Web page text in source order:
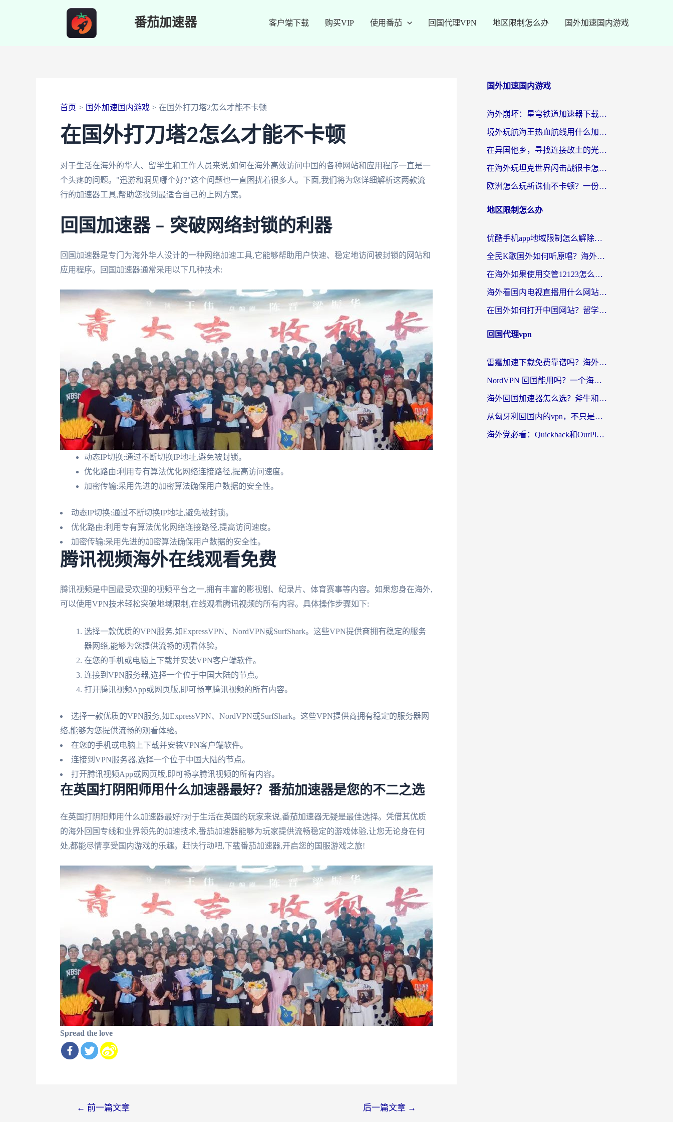
番茄加速器 客户端下载 购买VIP 使用番茄 回国代理VPN 地区限制怎么办 国外加速国内游戏
首页 国外加速国内游戏 在国外打刀塔2怎么才能不卡顿
在国外打刀塔2怎么才能不卡顿
对于生活在海外的华人、留学生和工作人员来说,如何在海外高效访问中国的各种网站和应用程序一直是一
个头疼的问题。"迅游和洞见哪个好?"这个问题也一直困扰着很多人。下面,我们将为您详细解析这两款流
行的加速器工具,帮助您找到最适合自己的上网方案。
回国加速器 – 突破网络封锁的利器
回国加速器是专门为海外华人设计的一种网络加速工具,它能够帮助用户快速、稳定地访问被封锁的网站和
应用程序。回国加速器通常采用以下几种技术:
动态IP切换:通过不断切换IP地址,避免被封锁。
优化路由:利用专有算法优化网络连接路径,提高访问速度。
加密传输:采用先进的加密算法确保用户数据的安全性。
动态IP切换:通过不断切换IP地址,避免被封锁。
优化路由:利用专有算法优化网络连接路径,提高访问速度。
加密传输:采用先进的加密算法确保用户数据的安全性。
腾讯视频海外在线观看免费
腾讯视频是中国最受欢迎的视频平台之一,拥有丰富的影视剧、纪录片、体育赛事等内容。如果您身在海外,
可以使用VPN技术轻松突破地域限制,在线观看腾讯视频的所有内容。具体操作步骤如下:
选择一款优质的VPN服务,如ExpressVPN、NordVPN或SurfShark。这些VPN提供商拥有稳定的服务
器网络,能够为您提供流畅的观看体验。
在您的手机或电脑上下载并安装VPN客户端软件。
连接到VPN服务器,选择一个位于中国大陆的节点。
打开腾讯视频App或网页版,即可畅享腾讯视频的所有内容。
选择一款优质的VPN服务,如ExpressVPN、NordVPN或SurfShark。这些VPN提供商拥有稳定的服务器网
络,能够为您提供流畅的观看体验。
在您的手机或电脑上下载并安装VPN客户端软件。
连接到VPN服务器,选择一个位于中国大陆的节点。
打开腾讯视频App或网页版,即可畅享腾讯视频的所有内容。
在英国打阴阳师用什么加速器最好？番茄加速器是您的不二之选
在英国打阴阳师用什么加速器最好?对于生活在英国的玩家来说,番茄加速器无疑是最佳选择。凭借其优质
的海外回国专线和业界领先的加速技术,番茄加速器能够为玩家提供流畅稳定的游戏体验,让您无论身在何
处,都能尽情享受国内游戏的乐趣。赶快行动吧,下载番茄加速器,开启您的国服游戏之旅!
Spread the love
← 前一篇文章 后一篇文章 →
国外加速国内游戏
海外崩坏：星穹铁道加速器下载安装：一份给游子的终极网络指南
境外玩航海王热血航线用什么加速器？2026海外玩家实测最优方案（附欧洲问道堡垒前线加速技巧）
在异国他乡，寻找连接故土的光明大陆免费加速器
在海外玩坦克世界闪击战很卡怎么办？老玩家亲测有效的加速器选择指南
欧洲怎么玩新诛仙不卡顿？一份给海外游子的国服游戏畅玩指南
地区限制怎么办
优酷手机app地域限制怎么解除？海外党亲测有效的追剧方案
全民K歌国外如何听原唱？海外党亲测有效的回国加速器选择指南
在海外如果使用交管12123怎么处理？留学生亲测有效的回国加速方案
海外看国内电视直播用什么网站比较好？一篇解决你所有追剧难题的实用指南
在国外如何打开中国网站？留学生与海外华人的无缝访问指南
回国代理vpn
雷霆加速下载免费靠谱吗？海外党选回国加速器的避坑指南（附热门工具对比）
NordVPN 回国能用吗？一个海外用户必须面对的真实困境
海外回国加速器怎么选？斧牛和海龟哪个好？一篇帮你避开坑的实用指南
从匈牙利回国内的vpn，不只是为了刷剧那么简单
海外党必看：Quickback和OurPlay好用吗？3分钟选对回国加速器，无缝刷剧玩游戏